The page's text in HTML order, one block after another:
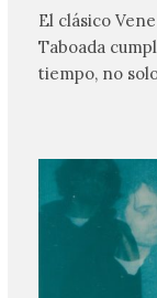
El clásico
Taboada
tiempo, no